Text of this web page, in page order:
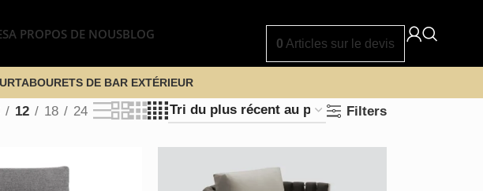
A PROPOS DE NOUSBLOG
0 Articles sur le devis
TABOURETS DE BAR EXTÉRIEUR
12 18 24 Filters